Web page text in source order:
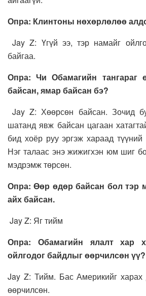
Опра: Клинтоны нөхөрлөлөө
Jay Z: Үгүй ээ, тэр намайг
байгаа.
Опра: Чи Обамагийн тангараг
байсан, ямар байсан бэ?
Jay Z: Хөөрсөн байсан. Зочид
шатанд явж байсан цагаан
бид хоёр руу эргэж хараад түүний
Нэг талаас энэ жижигхэн юм шиг
мэдрэмж төрсөн.
Опра: Өөр өдөр байсан бол тэр
айх байсан.
Jay Z: Яг тийм
Опра: Обамагийн ялалт хар
ойлгодог байдлыг өөрчилсөн үү?
Jay Z: Тийм. Бас Америкийг харах
өөрчилсөн.